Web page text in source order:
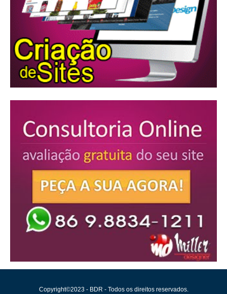
Copyright©2023 - BDR - Todos os direitos reservados.